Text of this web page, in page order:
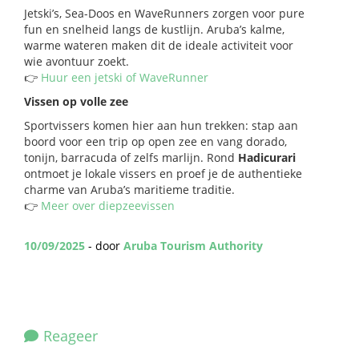
Jetski’s, Sea-Doos en WaveRunners zorgen voor pure
fun en snelheid langs de kustlijn. Aruba’s kalme,
warme wateren maken dit de ideale activiteit voor
wie avontuur zoekt.
👉 Huur een jetski of WaveRunner
Vissen op volle zee
Sportvissers komen hier aan hun trekken: stap aan
boord voor een trip op open zee en vang dorado,
tonijn, barracuda of zelfs marlijn. Rond Hadicurari
ontmoet je lokale vissers en proef je de authentieke
charme van Aruba’s maritieme traditie.
👉 Meer over diepzeevissen
10/09/2025 - door Aruba Tourism Authority
Reageer